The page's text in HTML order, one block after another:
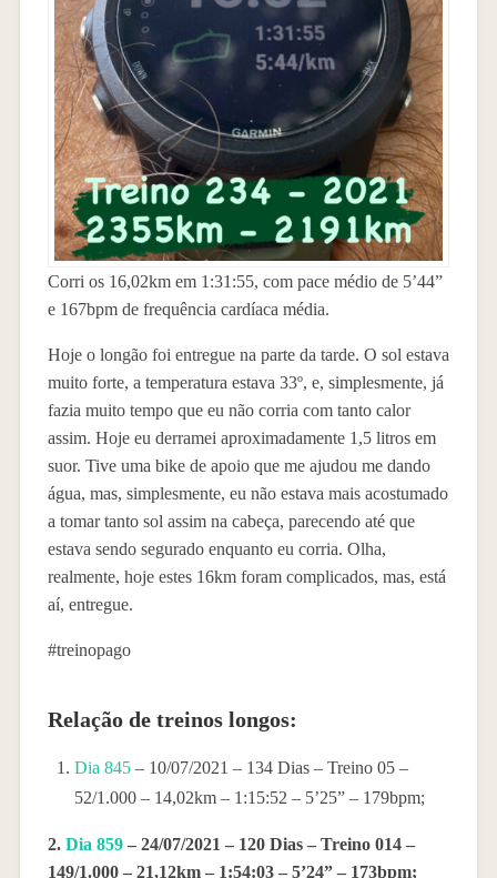
Corri os 16,02km em 1:31:55, com pace médio de 5’44”
e 167bpm de frequência cardíaca média.
Hoje o longão foi entregue na parte da tarde. O sol estava
muito forte, a temperatura estava 33º, e, simplesmente, já
fazia muito tempo que eu não corria com tanto calor
assim. Hoje eu derramei aproximadamente 1,5 litros em
suor. Tive uma bike de apoio que me ajudou me dando
água, mas, simplesmente, eu não estava mais acostumado
a tomar tanto sol assim na cabeça, parecendo até que
estava sendo segurado enquanto eu corria. Olha,
realmente, hoje estes 16km foram complicados, mas, está
aí, entregue.
#treinopago
Relação de treinos longos:
Dia 845– 10/07/2021 – 134 Dias – Treino 05 –
52/1.000 – 14,02km – 1:15:52 – 5’25” – 179bpm;
2. Dia 859– 24/07/2021 – 120 Dias – Treino 014 –
149/1.000 – 21,12km – 1:54:03 – 5’24” – 173bpm;